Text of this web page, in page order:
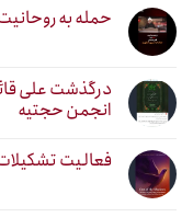
حمله به
درگذشت علی
انجمن حجتیه
فعالیت تشکیلات